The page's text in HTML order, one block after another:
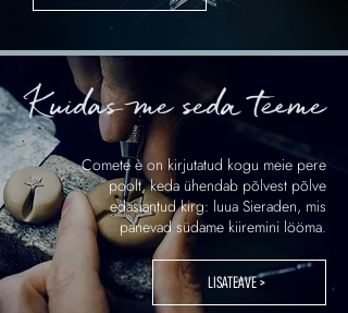
Kuidas me seda teeme
.
Comete è on kirjutatud kogu meie pere
poolt, keda ühendab põlvest põlve
edasiantud kirg: luua Sieraden, mis
panevad südame kiiremini lööma.
LISATEAVE >